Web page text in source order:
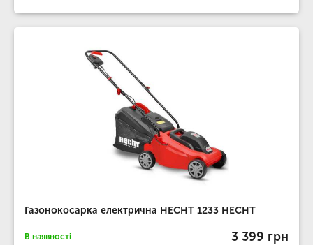
Газонокосарка електрична HECHT 1233 HECHT
В наявності 3 399 грн